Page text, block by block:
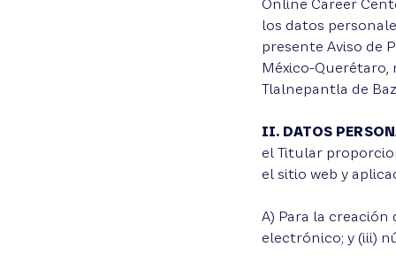
Online Career
los datos
presente Aviso de
México-Querétaro,
Tlalnepantla de
II. DATOS
el Titular
el sitio web y
A) Para la
electrónico; y (iii)